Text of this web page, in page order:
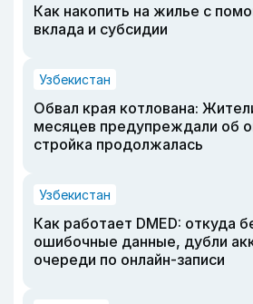
Как накопить на жилье с
вклада и субсидии
Узбекистан
Обвал края котлована:
месяцев предупреждали об
стройка продолжалась
Узбекистан
Как работает DMED: откуда
ошибочные данные, дубли
очереди по онлайн-записи